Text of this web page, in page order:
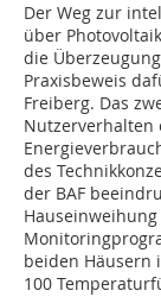
Der Weg zur
über
die
Praxisbeweis
Freiberg. Das
Nutzerverhalten
des
der BAF
beiden Häusern
100